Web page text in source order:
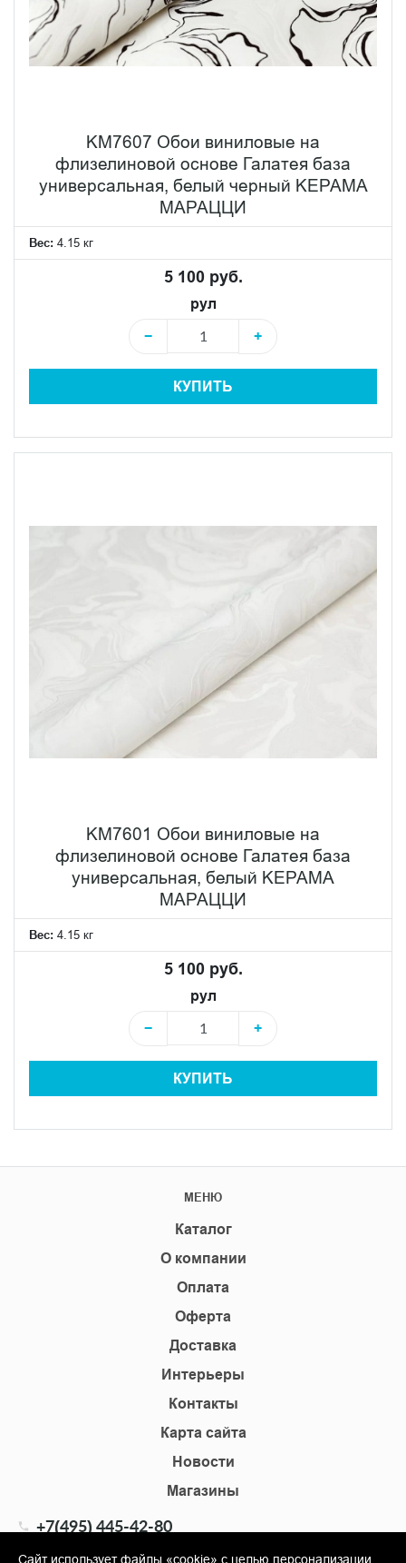
KM7607 Обои виниловые на
флизелиновой основе Галатея база
универсальная, белый черный KЕРАМА
МАРАЦЦИ
Вес: 4.15 кг
5 100 руб.
рул
−
+
КУПИТЬ
KM7601 Обои виниловые на
флизелиновой основе Галатея база
универсальная, белый KЕРАМА
МАРАЦЦИ
Вес: 4.15 кг
5 100 руб.
рул
−
+
КУПИТЬ
МЕНЮ
Каталог
О компании
Оплата
Оферта
Доставка
Интерьеры
Контакты
Карта сайта
Новости
Магазины
+7(495) 445-42-80
Сайт использует файлы «cookie» с целью персонализации